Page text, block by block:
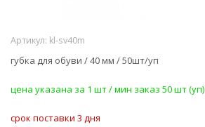
Артикул: kl-sv40m
губка для обуви / 40 мм / 50шт/уп
​цена указана за 1 шт / мин заказ 50 шт (уп)
срок поставки 3 дня